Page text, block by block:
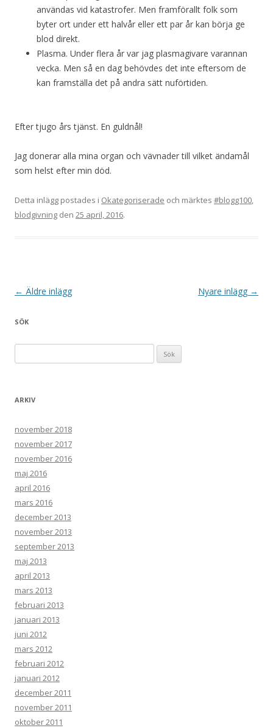
användas vid katastrofer. Men framförallt folk som
byter ort under ett halvår eller ett par år kan börja ge
blod direkt.
Plasma. Under flera år var jag plasmagivare varannan
vecka. Men så en dag behövdes det inte eftersom de
kan framställa det på andra sätt nuförtiden.
Efter tjugo års tjänst. En guldnål!
Jag donerar alla mina organ och vävnader till vilket ändamål
som helst efter min död.
Detta inlägg postades i Okategoriserade och märktes #blogg100,
blodgivning den 25 april, 2016.
Inläggsnavigering
← Äldre inlägg Nyare inlägg →
SÖK
ARKIV
november 2018
november 2017
november 2016
maj 2016
april 2016
mars 2016
december 2013
november 2013
september 2013
maj 2013
april 2013
mars 2013
februari 2013
januari 2013
juni 2012
mars 2012
februari 2012
januari 2012
december 2011
november 2011
oktober 2011